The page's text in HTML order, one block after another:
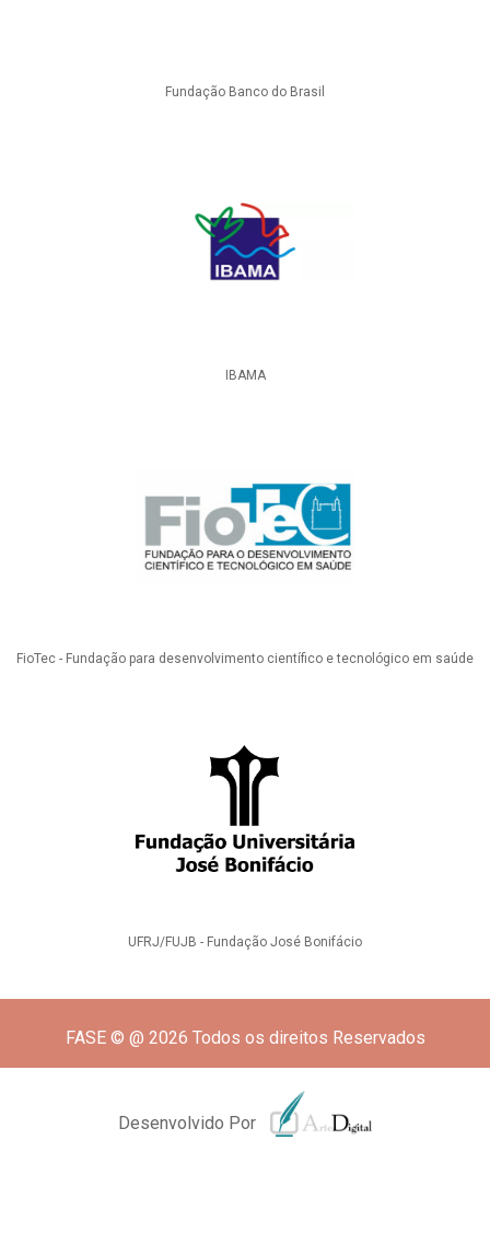
Fundação Banco do Brasil
IBAMA
FioTec - Fundação para desenvolvimento científico e tecnológico em saúde
UFRJ/FUJB - Fundação José Bonifácio
FASE © @ 2026 Todos os direitos Reservados
Desenvolvido Por